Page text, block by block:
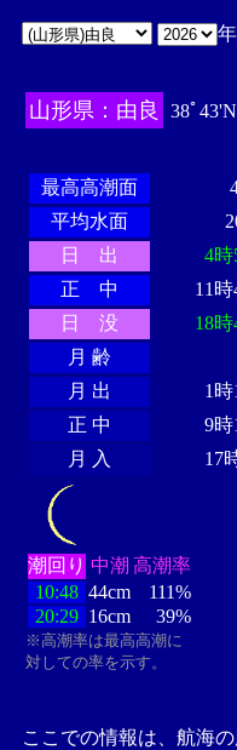
年
山形県：由良 38ﾟ
最高高潮面
平均水面
日 出
4時
正 中
11
日 没
18
月 齢
月 出
1時
正 中
9時
月 入
17
潮回り 中潮 高潮率
10:48 44cm
111%
20:29 16cm 39%
※高潮率は最高高潮に
対しての率を示す。
ここでの情報は、航海